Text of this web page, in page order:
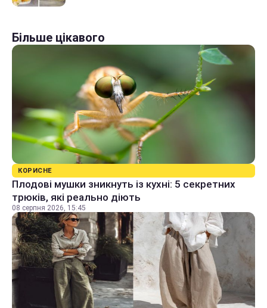
Більше цікавого
КОРИСНЕ
Плодові мушки зникнуть із кухні: 5 секретних
трюків, які реально діють
08 серпня 2026, 15:45